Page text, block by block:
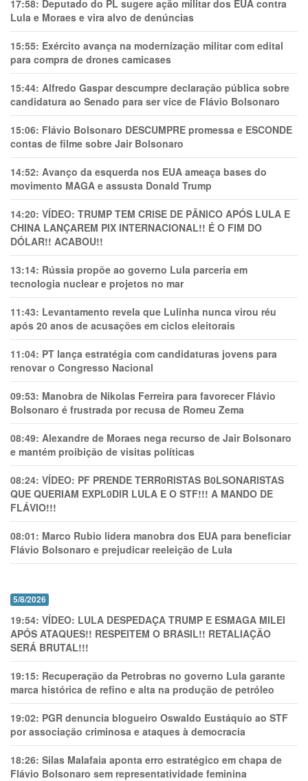
17:58: Deputado do PL sugere ação militar dos EUA contra
Lula e Moraes e vira alvo de denúncias
15:55: Exército avança na modernização militar com edital
para compra de drones camicases
15:44: Alfredo Gaspar descumpre declaração pública sobre
candidatura ao Senado para ser vice de Flávio Bolsonaro
15:06: Flávio Bolsonaro DESCUMPRE promessa e ESCONDE
contas de filme sobre Jair Bolsonaro
14:52: Avanço da esquerda nos EUA ameaça bases do
movimento MAGA e assusta Donald Trump
14:20: VÍDEO: TRUMP TEM CRlSE DE PÂNlCO APÓS LULA E
CHINA LANÇAREM PIX INTERNACIONAL!! É O FIM DO
DÓLAR!! ACABOU!!
13:14: Rússia propõe ao governo Lula parceria em
tecnologia nuclear e projetos no mar
11:43: Levantamento revela que Lulinha nunca virou réu
após 20 anos de acusações em ciclos eleitorais
11:04: PT lança estratégia com candidaturas jovens para
renovar o Congresso Nacional
09:53: Manobra de Nikolas Ferreira para favorecer Flávio
Bolsonaro é frustrada por recusa de Romeu Zema
08:49: Alexandre de Moraes nega recurso de Jair Bolsonaro
e mantém proibição de visitas políticas
08:24: VÍDEO: PF PRENDE TERR0RlSTAS B0LSONARlSTAS
QUE QUERIAM EXPL0DlR LULA E O STF!!! A MANDO DE
FLÁVIO!!!
08:01: Marco Rubio lidera manobra dos EUA para beneficiar
Flávio Bolsonaro e prejudicar reeleição de Lula
5/8/2026
19:54: VÍDEO: LULA DESPEDAÇA TRUMP E ESMAGA MILEI
APÓS ATAQUES!! RESPEITEM O BRASIL!! RETALIAÇÃO
SERÁ BRUTAL!!!
19:15: Recuperação da Petrobras no governo Lula garante
marca histórica de refino e alta na produção de petróleo
19:02: PGR denuncia blogueiro Oswaldo Eustáquio ao STF
por associação criminosa e ataques à democracia
18:26: Silas Malafaia aponta erro estratégico em chapa de
Flávio Bolsonaro sem representatividade feminina